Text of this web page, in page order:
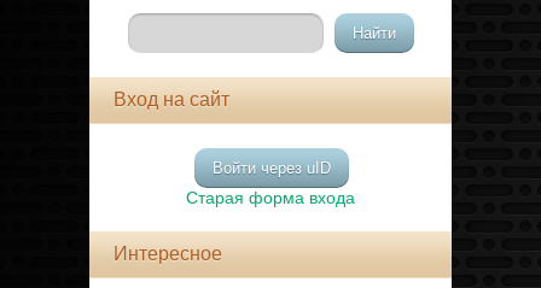
Вход на сайт
Войти через uID
Старая форма входа
Интересное